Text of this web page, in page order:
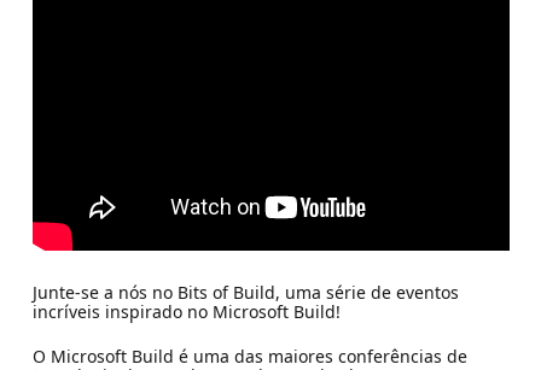
Junte-se a nós no Bits of Build, uma série de eventos
incríveis inspirado no Microsoft Build!
O Microsoft Build é uma das maiores conferências de